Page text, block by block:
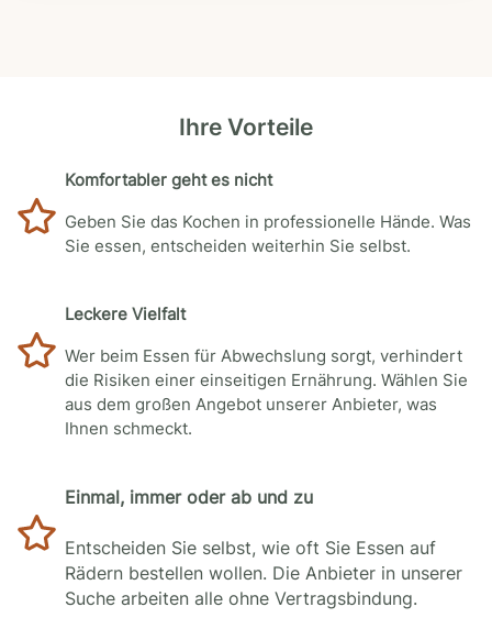
Ihre Vorteile
Komfortabler geht es nicht
Geben Sie das Kochen in professionelle Hände. Was
Sie essen, entscheiden weiterhin Sie selbst.
Leckere Vielfalt
Wer beim Essen für Abwechslung sorgt, verhindert
die Risiken einer einseitigen Ernährung. Wählen Sie
aus dem großen Angebot unserer Anbieter, was
Ihnen schmeckt.
Einmal, immer oder ab und zu
Entscheiden Sie selbst, wie oft Sie Essen auf
Rädern bestellen wollen. Die Anbieter in unserer
Suche arbeiten alle ohne Vertragsbindung.